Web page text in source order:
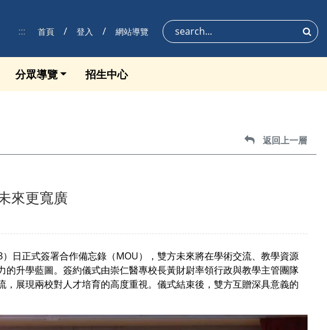
:::
首頁 登入 網站導覽 搜尋
分眾導覽 招生中心
返回上一層
返回上一層
來更寬廣
日正式簽署合作備忘錄（MOU），雙方未來將在學術交流、教學資源
升學藍圖。簽約儀式由崇仁醫專校長黃財尉率領行政與教學主管團隊
展現兩校對人才培育的高度重視。儀式結束後，雙方互贈深具意義的